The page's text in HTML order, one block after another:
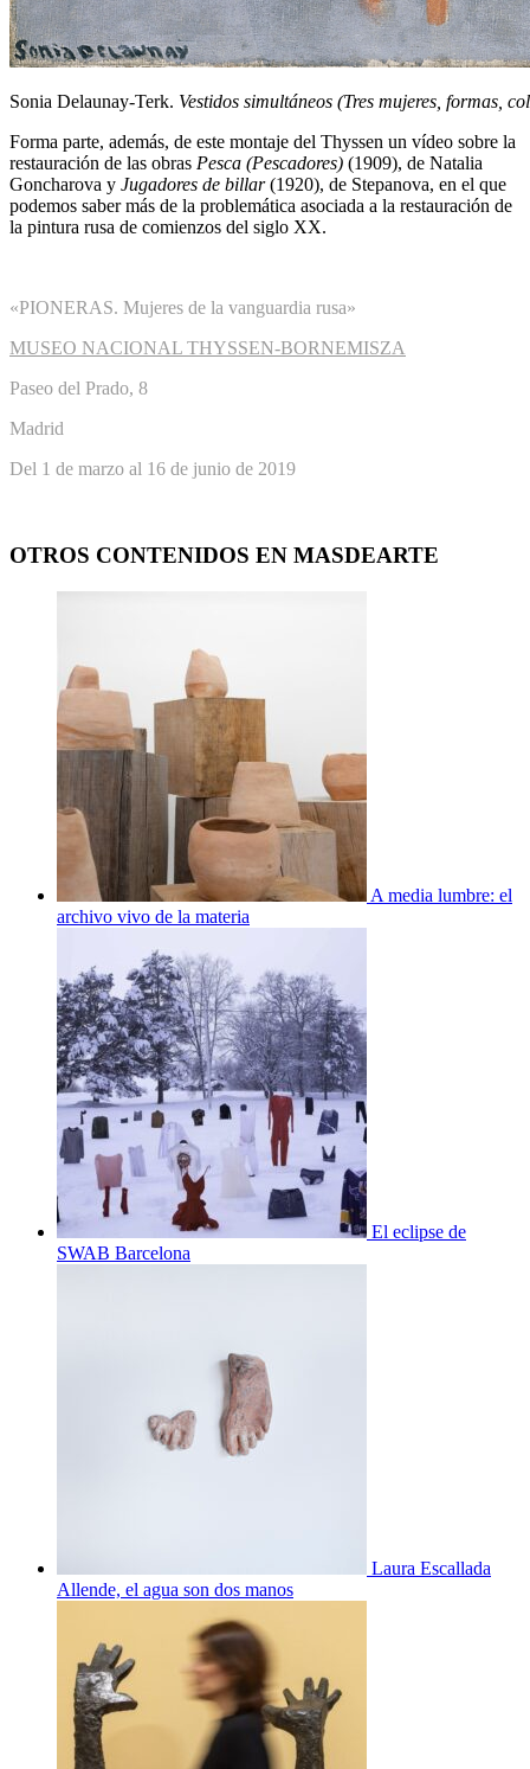
Sonia Delaunay-Terk. Vestidos simultáneos (Tres mujeres, formas,
Forma parte, además, de este montaje del Thyssen un vídeo sobre la
restauración de las obras Pesca (Pescadores) (1909), de Natalia
Goncharova y Jugadores de billar(1920), de Stepanova, en el que
podemos saber más de la problemática asociada a la restauración de
la pintura rusa de comienzos del siglo XX.
«PIONERAS. Mujeres de la vanguardia rusa»
MUSEO NACIONAL THYSSEN-BORNEMISZA
Paseo del Prado, 8
Madrid
Del 1 de marzo al 16 de junio de 2019
OTROS CONTENIDOS EN MASDEARTE
A media lumbre: el
archivo vivo de la materia
El eclipse de
SWAB Barcelona
Laura Escallada
Allende, el agua son dos manos